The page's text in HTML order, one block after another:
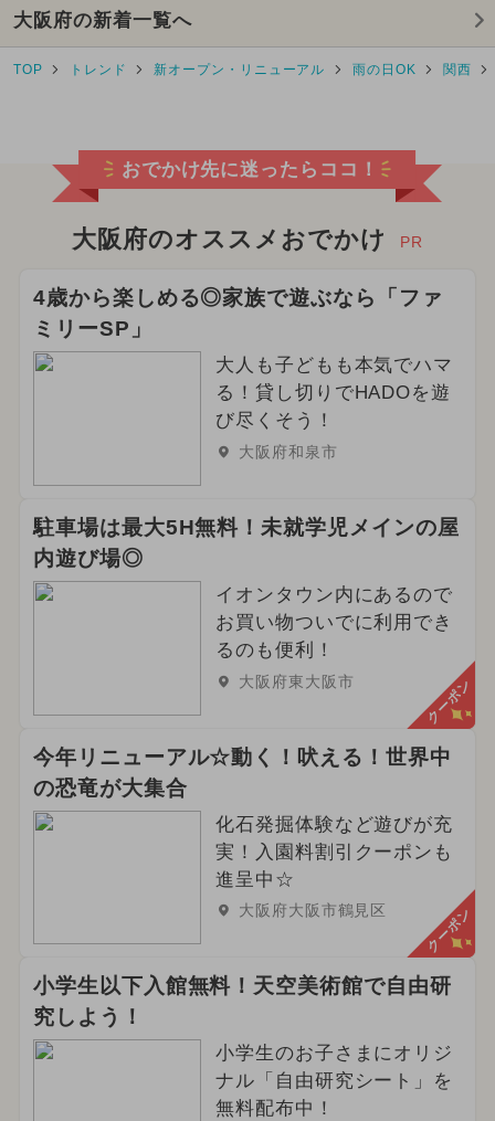
大阪府の新着一覧へ
TOP トレンド 新オープン・リニューアル 雨の日OK 関西
おでかけ先に迷ったらココ！
大阪府のオススメおでかけ PR
4歳から楽しめる◎家族で遊ぶなら「ファ
ミリーSP」
大人も子どもも本気でハマ
る！貸し切りでHADOを遊
び尽くそう！
大阪府和泉市
駐車場は最大5H無料！未就学児メインの屋
内遊び場◎
イオンタウン内にあるので
お買い物ついでに利用でき
るのも便利！
大阪府東大阪市 クーポン
今年リニューアル☆動く！吠える！世界中
の恐竜が大集合
化石発掘体験など遊びが充
実！入園料割引クーポンも
進呈中☆
大阪府大阪市鶴見区 クーポン
小学生以下入館無料！天空美術館で自由研
究しよう！
小学生のお子さまにオリジ
ナル「自由研究シート」を
無料配布中！